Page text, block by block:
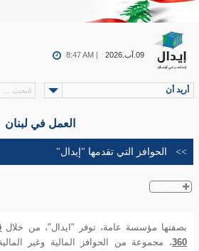
09.آب.2026 8:47 AM |
أريد أن
العمل في لبنان
بصفتها مؤسسة عامة، توفر "ايدال"، من خلال
360، مجموعة من الحوافز المالية وغير